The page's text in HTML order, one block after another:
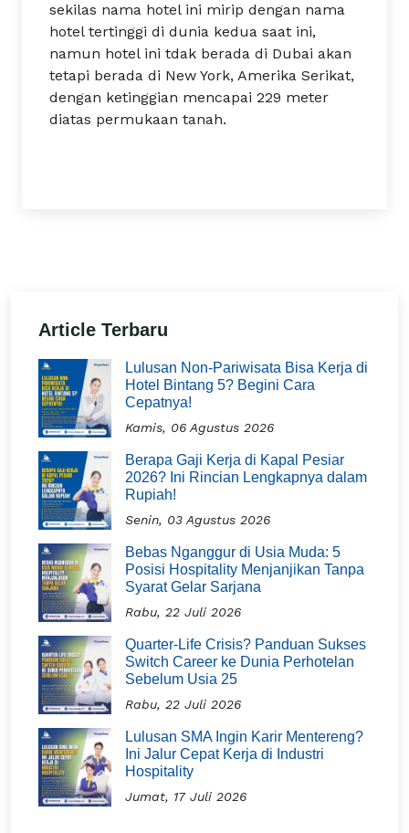
sekilas nama hotel ini mirip dengan nama
hotel tertinggi di dunia kedua saat ini,
namun hotel ini tdak berada di Dubai akan
tetapi berada di New York, Amerika Serikat,
dengan ketinggian mencapai 229 meter
diatas permukaan tanah.
Article Terbaru
Lulusan Non-Pariwisata Bisa Kerja di
Hotel Bintang 5? Begini Cara
Cepatnya!
Kamis, 06 Agustus 2026
Berapa Gaji Kerja di Kapal Pesiar
2026? Ini Rincian Lengkapnya dalam
Rupiah!
Senin, 03 Agustus 2026
Bebas Nganggur di Usia Muda: 5
Posisi Hospitality Menjanjikan Tanpa
Syarat Gelar Sarjana
Rabu, 22 Juli 2026
Quarter-Life Crisis? Panduan Sukses
Switch Career ke Dunia Perhotelan
Sebelum Usia 25
Rabu, 22 Juli 2026
Lulusan SMA Ingin Karir Mentereng?
Ini Jalur Cepat Kerja di Industri
Hospitality
Jumat, 17 Juli 2026